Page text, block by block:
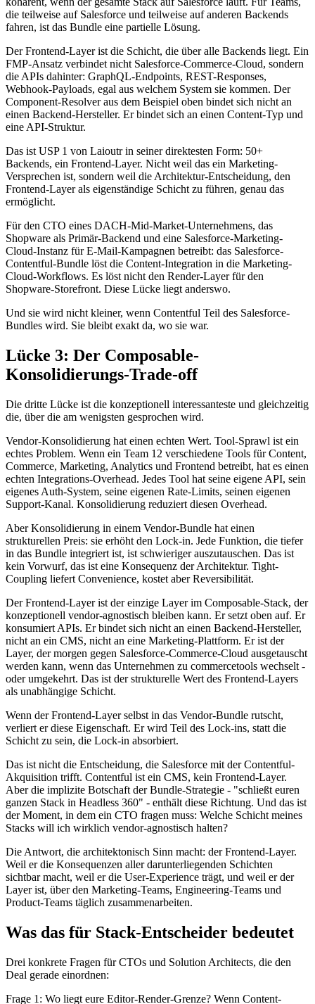
die teilweise auf Salesforce und teilweise auf anderen Backends
fahren, ist das Bundle eine partielle Lösung.
Der Frontend-Layer ist die Schicht, die über alle Backends liegt. Ein
FMP-Ansatz verbindet nicht Salesforce-Commerce-Cloud, sondern
die APIs dahinter: GraphQL-Endpoints, REST-Responses,
Webhook-Payloads, egal aus welchem System sie kommen. Der
Component-Resolver aus dem Beispiel oben bindet sich nicht an
einen Backend-Hersteller. Er bindet sich an einen Content-Typ und
eine API-Struktur.
Das ist USP 1 von Laioutr in seiner direktesten Form: 50+
Backends, ein Frontend-Layer. Nicht weil das ein Marketing-
Versprechen ist, sondern weil die Architektur-Entscheidung, den
Frontend-Layer als eigenständige Schicht zu führen, genau das
ermöglicht.
Für den CTO eines DACH-Mid-Market-Unternehmens, das
Shopware als Primär-Backend und eine Salesforce-Marketing-
Cloud-Instanz für E-Mail-Kampagnen betreibt: das Salesforce-
Contentful-Bundle löst die Content-Integration in die Marketing-
Cloud-Workflows. Es löst nicht den Render-Layer für den
Shopware-Storefront. Diese Lücke liegt anderswo.
Und sie wird nicht kleiner, wenn Contentful Teil des Salesforce-
Bundles wird. Sie bleibt exakt da, wo sie war.
Lücke 3: Der Composable-
Konsolidierungs-Trade-off
Die dritte Lücke ist die konzeptionell interessanteste und gleichzeitig
die, über die am wenigsten gesprochen wird.
Vendor-Konsolidierung hat einen echten Wert. Tool-Sprawl ist ein
echtes Problem. Wenn ein Team 12 verschiedene Tools für Content,
Commerce, Marketing, Analytics und Frontend betreibt, hat es einen
echten Integrations-Overhead. Jedes Tool hat seine eigene API, sein
eigenes Auth-System, seine eigenen Rate-Limits, seinen eigenen
Support-Kanal. Konsolidierung reduziert diesen Overhead.
Aber Konsolidierung in einem Vendor-Bundle hat einen
strukturellen Preis: sie erhöht den Lock-in. Jede Funktion, die tiefer
in das Bundle integriert ist, ist schwieriger auszutauschen. Das ist
kein Vorwurf, das ist eine Konsequenz der Architektur. Tight-
Coupling liefert Convenience, kostet aber Reversibilität.
Der Frontend-Layer ist der einzige Layer im Composable-Stack, der
konzeptionell vendor-agnostisch bleiben kann. Er setzt oben auf. Er
konsumiert APIs. Er bindet sich nicht an einen Backend-Hersteller,
nicht an ein CMS, nicht an eine Marketing-Plattform. Er ist der
Layer, der morgen gegen Salesforce-Commerce-Cloud ausgetauscht
werden kann, wenn das Unternehmen zu commercetools wechselt -
oder umgekehrt. Das ist der strukturelle Wert des Frontend-Layers
als unabhängige Schicht.
Wenn der Frontend-Layer selbst in das Vendor-Bundle rutscht,
verliert er diese Eigenschaft. Er wird Teil des Lock-ins, statt die
Schicht zu sein, die Lock-in absorbiert.
Das ist nicht die Entscheidung, die Salesforce mit der Contentful-
Akquisition trifft. Contentful ist ein CMS, kein Frontend-Layer.
Aber die implizite Botschaft der Bundle-Strategie - "schließt euren
ganzen Stack in Headless 360" - enthält diese Richtung. Und das ist
der Moment, in dem ein CTO fragen muss: Welche Schicht meines
Stacks will ich wirklich vendor-agnostisch halten?
Die Antwort, die architektonisch Sinn macht: der Frontend-Layer.
Weil er die Konsequenzen aller darunterliegenden Schichten
sichtbar macht, weil er die User-Experience trägt, und weil er der
Layer ist, über den Marketing-Teams, Engineering-Teams und
Product-Teams täglich zusammenarbeiten.
Was das für Stack-Entscheider bedeutet
Drei konkrete Fragen für CTOs und Solution Architects, die den
Deal gerade einordnen:
Frage 1: Wo liegt eure Editor-Render-Grenze? Wenn Content-